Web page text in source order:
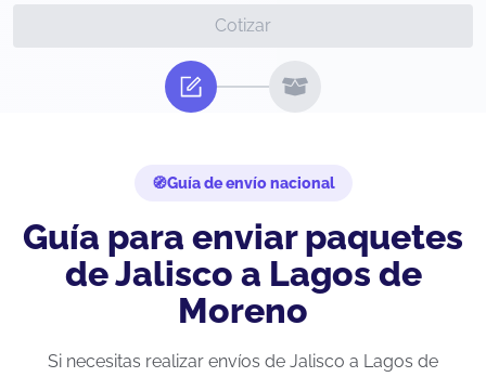
Cotizar
Guía de envío nacional
Guía para enviar paquetes
de Jalisco a Lagos de
Moreno
Si necesitas realizar envíos de Jalisco a Lagos de